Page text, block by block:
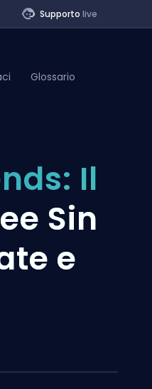
Supporto live
Glossario
Il
Sin
e